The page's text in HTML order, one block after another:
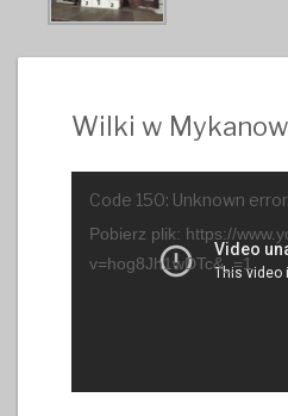
Wilki w
Code 150: Unknown error.
Pobierz plik: https://
v=hog8Jh1wDTc&_=1